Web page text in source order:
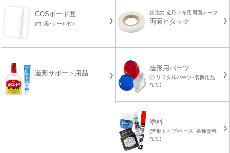
COSボード匠
(白･黒･シール付)
超強力 造形・布用両面テープ
両面ピタック
造形サポート用品
造形用パーツ
(クリスタルパーツ･装飾用品
など)
塗料
(造形トップ/ベース･各種塗料
など)